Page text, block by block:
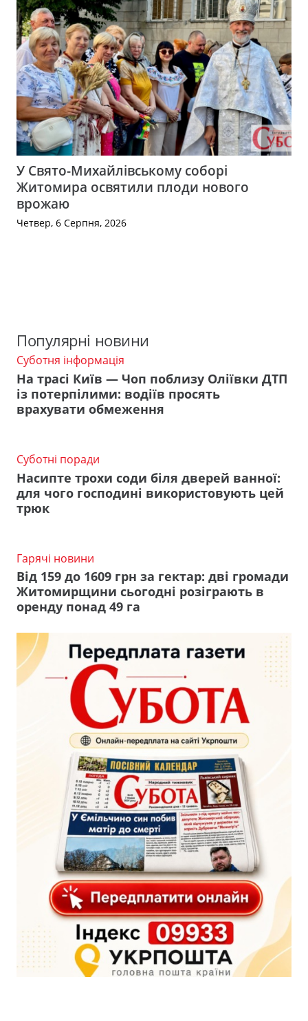
У Свято-Михайлівському соборі
Житомира освятили плоди нового
врожаю
Четвер, 6 Серпня, 2026
Популярні новини
Суботня інформація
На трасі Київ — Чоп поблизу Оліївки ДТП
із потерпілими: водіїв просять
врахувати обмеження
Суботні поради
Насипте трохи соди біля дверей ванної:
для чого господині використовують цей
трюк
Гарячі новини
Від 159 до 1609 грн за гектар: дві громади
Житомирщини сьогодні розіграють в
оренду понад 49 га